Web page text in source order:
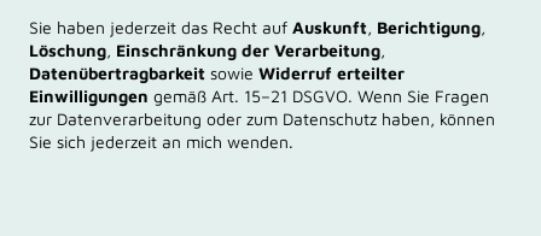
Sie haben jederzeit das Recht auf Auskunft, Berichtigung,
Löschung, Einschränkung der Verarbeitung,
Datenübertragbarkeit sowie Widerruf erteilter
Einwilligungen gemäß Art. 15–21 DSGVO. Wenn Sie Fragen
zur Datenverarbeitung oder zum Datenschutz haben, können
Sie sich jederzeit an mich wenden.